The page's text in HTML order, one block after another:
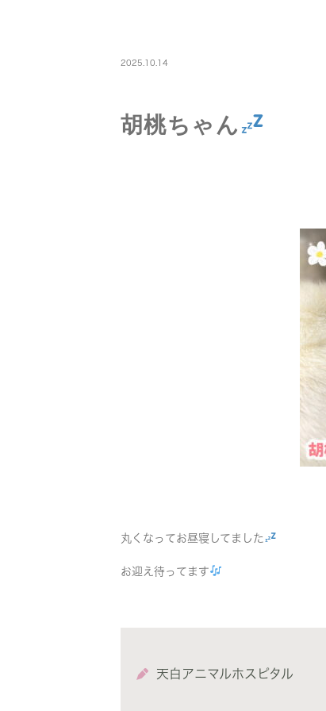
2025.10.14
胡桃ちゃん
丸くなってお昼寝してました
お迎え待ってます
天白アニマルホスピタル